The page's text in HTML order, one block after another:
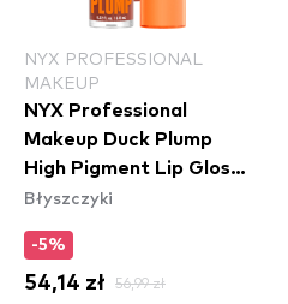
NYX PROFESSIONAL
MAKEUP
NYX Professional
Makeup Duck Plump
High Pigment Lip Gloss
- Brown Of Applause
Błyszczyki
-5%
54,14 zł 56,99 zł